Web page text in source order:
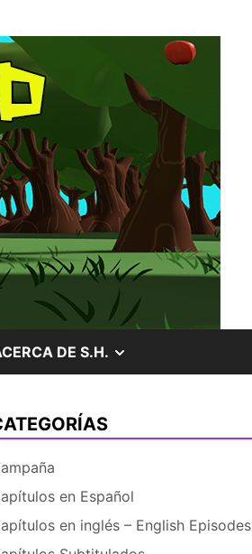
DE S.H.
SUBMENÚ
en Español
en inglés – English Episodes